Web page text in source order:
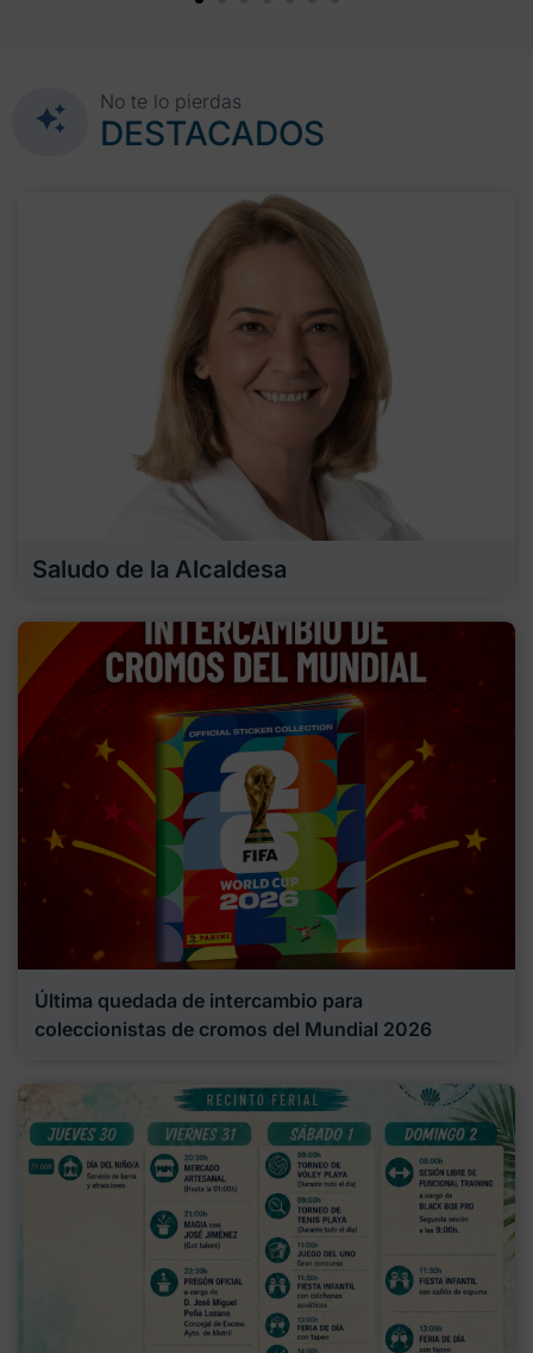
No te lo pierdas
DESTACADOS
Saludo de la Alcaldesa
Última quedada de intercambio para
coleccionistas de cromos del Mundial 2026